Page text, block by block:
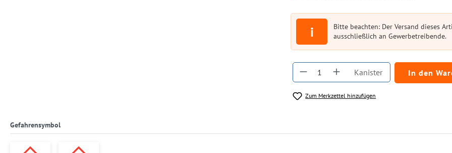
i
Bitte beachten: Der Versand dieses
ausschließlich an Gewerbetreibende.
Produkt Anzahl: Gib den
Kanister In den
Zum Merkzettel hinzufügen
Gefahrensymbol